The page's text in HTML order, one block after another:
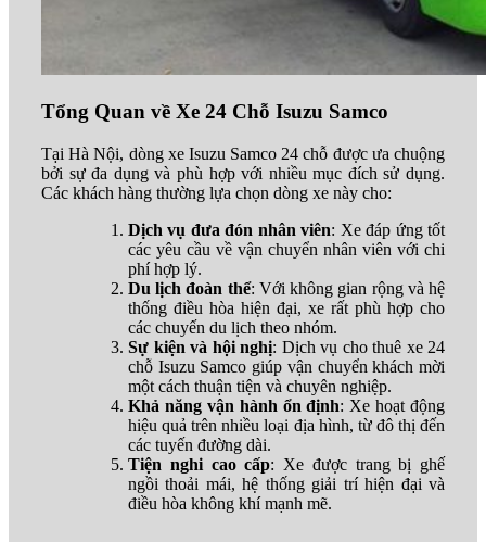
Tổng Quan về Xe 24 Chỗ Isuzu Samco
Tại Hà Nội, dòng xe Isuzu Samco 24 chỗ được ưa chuộng
bởi sự đa dụng và phù hợp với nhiều mục đích sử dụng.
Các khách hàng thường lựa chọn dòng xe này cho:
Dịch vụ đưa đón nhân viên: Xe đáp ứng tốt
các yêu cầu về vận chuyển nhân viên với chi
phí hợp lý.
Du lịch đoàn thể: Với không gian rộng và hệ
thống điều hòa hiện đại, xe rất phù hợp cho
các chuyến du lịch theo nhóm.
Sự kiện và hội nghị: Dịch vụ cho thuê xe 24
chỗ Isuzu Samco giúp vận chuyển khách mời
một cách thuận tiện và chuyên nghiệp.
Khả năng vận hành ổn định: Xe hoạt động
hiệu quả trên nhiều loại địa hình, từ đô thị đến
các tuyến đường dài.
Tiện nghi cao cấp: Xe được trang bị ghế
ngồi thoải mái, hệ thống giải trí hiện đại và
điều hòa không khí mạnh mẽ.